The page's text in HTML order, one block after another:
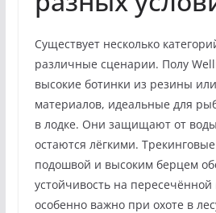
Существует несколько
различные сценарии. Полу
высокие ботинки из резины
материалов, идеальные для
в лодке. Они защищают от
остаются лёгкими.
подошвой и высоким берцем
устойчивость на пересечённой
особенно важно при охоте в